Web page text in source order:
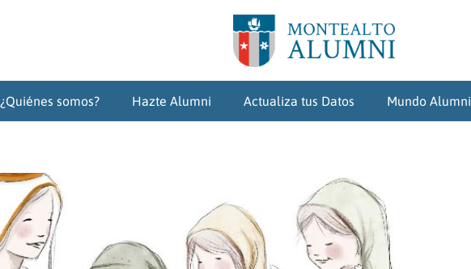
¿Quiénes somos? Hazte Alumni Actualiza tus Datos Mundo Alumni